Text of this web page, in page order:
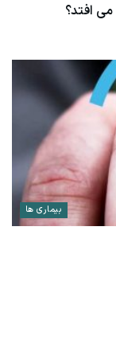
افتد؟
بیماری ها